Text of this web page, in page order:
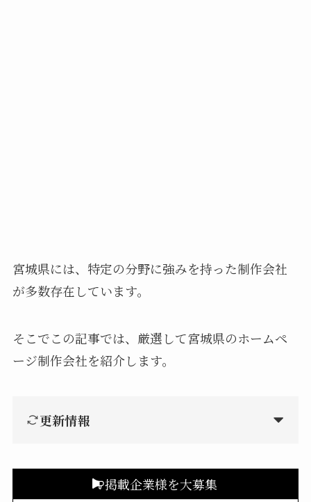
宮城県には、特定の分野に強みを持った制作会社
が多数存在しています。
そこでこの記事では、厳選して宮城県のホームペ
ージ制作会社を紹介します。
更新情報
掲載企業様を大募集